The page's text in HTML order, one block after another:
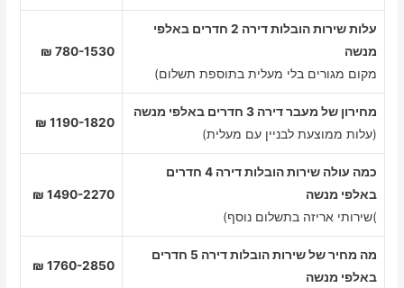
עלות שירות הובלות דירה 2 חדרים באלפי
מנשה
מקום מגורים בלי מעלית בתוספת תשלום)
780-1530 ₪
מחירון של מעבר דירה 3 חדרים באלפי מנשה
(עלות ממוצעת לבניין עם מעלית)
1190-1820 ₪
כמה עולה שירות הובלות דירה 4 חדרים
באלפי מנשה
)שירותי אריזה בתשלום נוסף)
1490-2270 ₪
מה מחיר של שירות הובלות דירה 5 חדרים
באלפי מנשה
1760-2850 ₪